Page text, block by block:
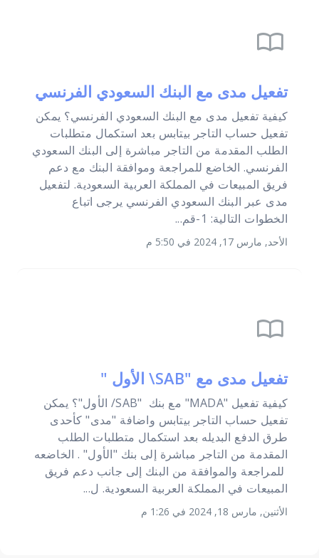
import_contacts
تفعيل مدى مع البنك السعودي الفرنسي
كيفية تفعيل مدى مع البنك السعودي الفرنسي؟ يمكن
تفعيل حساب التاجر بيتابس بعد استكمال متطلبات
الطلب المقدمة من التاجر مباشرة إلى البنك السعودي
الفرنسي. الخاضع للمراجعة وموافقة البنك مع دعم
فريق المبيعات في المملكة العربية السعودية. لتفعيل
مدى عبر البنك السعودي الفرنسي يرجى اتباع
الخطوات التالية: 1-قم...
الأحد, مارس 17, 2024 في 5:50 م
import_contacts
تفعيل مدى مع "SAB\ الأول "
كيفية تفعيل "MADA" مع بنك "SAB/ الأول"؟ يمكن
تفعيل حساب التاجر بيتابس واضافة "مدى" كأحدى
طرق الدفع البديله بعد استكمال متطلبات الطلب
المقدمة من التاجر مباشرة إلى بنك "الأول" . الخاضعه
للمراجعة والموافقة من البنك إلى جانب دعم فريق
المبيعات في المملكة العربية السعودية. ل...
الأثنين, مارس 18, 2024 في 1:26 م